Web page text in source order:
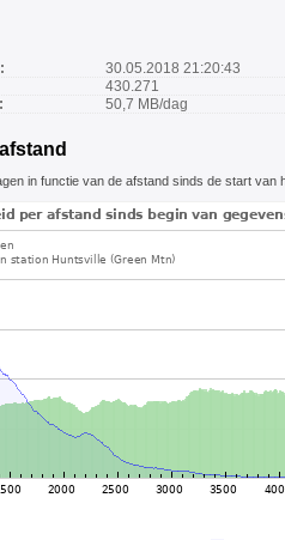
30.05.2018 21:20:43
430.271
50,7 MB/dag
in functie van de afstand sinds de start van